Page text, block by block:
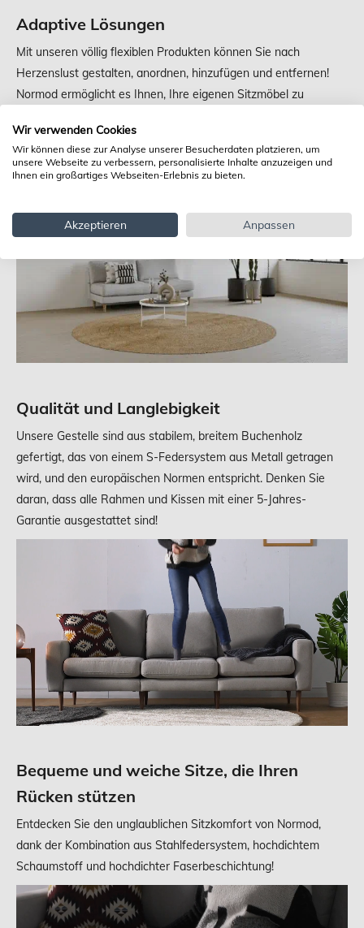
Adaptive Lösungen
Mit unseren völlig flexiblen Produkten können Sie nach
Herzenslust gestalten, anordnen, hinzufügen und entfernen!
Normod ermöglicht es Ihnen, Ihre eigenen Sitzmöbel zu
ist, dass Sie Ihre Einrichtung so oft ändern können, wie Sie
möchten.
Qualität und Langlebigkeit
Unsere Gestelle sind aus stabilem, breitem Buchenholz
gefertigt, das von einem S-Federsystem aus Metall getragen
wird, und den europäischen Normen entspricht. Denken Sie
daran, dass alle Rahmen und Kissen mit einer 5-Jahres-
Garantie ausgestattet sind!
Bequeme und weiche Sitze, die Ihren
Rücken stützen
Entdecken Sie den unglaublichen Sitzkomfort von Normod,
dank der Kombination aus Stahlfedersystem, hochdichtem
Schaumstoff und hochdichter Faserbeschichtung!
Wir verwenden Cookies
Wir können diese zur Analyse unserer Besucherdaten platzieren, um
unsere Webseite zu verbessern, personalisierte Inhalte anzuzeigen und
Ihnen ein großartiges Webseiten-Erlebnis zu bieten.
Akzeptieren Anpassen